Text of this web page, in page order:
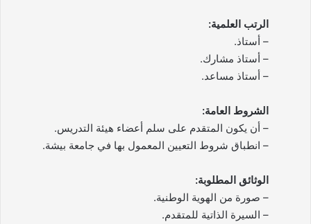
الرتب العلمية:
– أستاذ.
– أستاذ مشارك.
– أستاذ مساعد.
الشروط العامة:
– أن يكون المتقدم على سلم أعضاء هيئة التدريس.
– انطباق شروط التعيين المعمول بها في جامعة بيشة.
الوثائق المطلوبة:
– صورة من الهوية الوطنية.
– السيرة الذاتية للمتقدم.